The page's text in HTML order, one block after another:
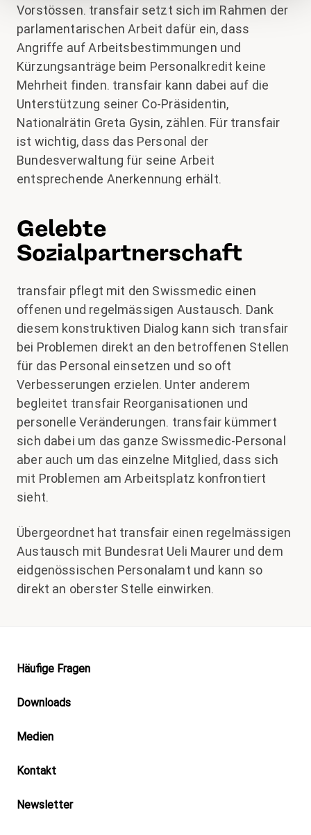
Vorstössen. transfair setzt sich im Rahmen der
parlamentarischen Arbeit dafür ein, dass
Angriffe auf Arbeitsbestimmungen und
Kürzungsanträge beim Personalkredit keine
Mehrheit finden. transfair kann dabei auf die
Unterstützung seiner Co-Präsidentin,
Nationalrätin Greta Gysin, zählen. Für transfair
ist wichtig, dass das Personal der
Bundesverwaltung für seine Arbeit
entsprechende Anerkennung erhält.
Gelebte
Sozialpartnerschaft
transfair pflegt mit den Swissmedic einen
offenen und regelmässigen Austausch. Dank
diesem konstruktiven Dialog kann sich transfair
bei Problemen direkt an den betroffenen Stellen
für das Personal einsetzen und so oft
Verbesserungen erzielen. Unter anderem
begleitet transfair Reorganisationen und
personelle Veränderungen. transfair kümmert
sich dabei um das ganze Swissmedic-Personal
aber auch um das einzelne Mitglied, dass sich
mit Problemen am Arbeitsplatz konfrontiert
sieht.
Übergeordnet hat transfair einen regelmässigen
Austausch mit Bundesrat Ueli Maurer und dem
eidgenössischen Personalamt und kann so
direkt an oberster Stelle einwirken.
Footer
Häufige Fragen
Downloads
Medien
Kontakt
Newsletter